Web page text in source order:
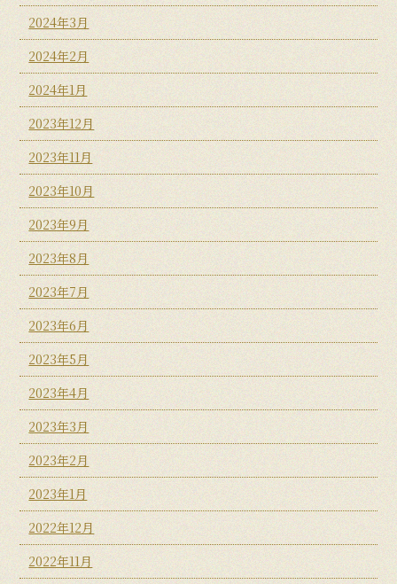
2024年3月
2024年2月
2024年1月
2023年12月
2023年11月
2023年10月
2023年9月
2023年8月
2023年7月
2023年6月
2023年5月
2023年4月
2023年3月
2023年2月
2023年1月
2022年12月
2022年11月